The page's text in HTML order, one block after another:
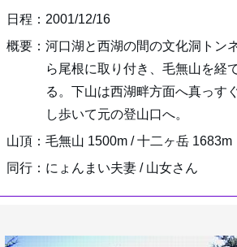
日程：2001/12/16
概要：河口湖と西湖の間の文化洞トン
ら尾根に取り付き、毛無山を経
る。下山は西湖畔方面へ真っす
し歩いて元の登山口へ。
山頂：毛無山 1500m / 十二ヶ岳 1683m
同行：にょんまい夫妻 / 山女さん